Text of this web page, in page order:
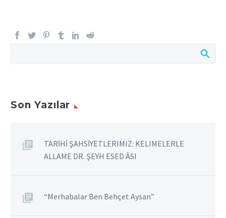
Son Yazılar
TARİHİ ŞAHSİYETLERIMIZ: KELIMELERLE
ALLAME DR. ŞEYH ESED ÂSI
“Merhabalar Ben Behçet Aysan”